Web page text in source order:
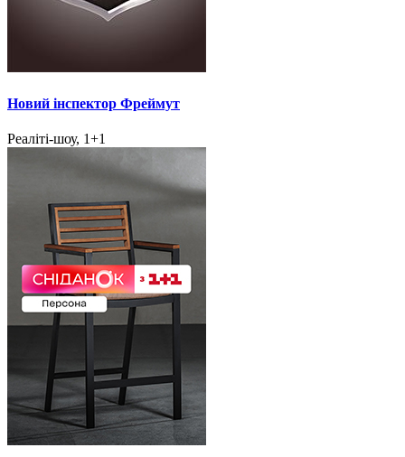
Новий інспектор Фреймут
Реаліті-шоу, 1+1